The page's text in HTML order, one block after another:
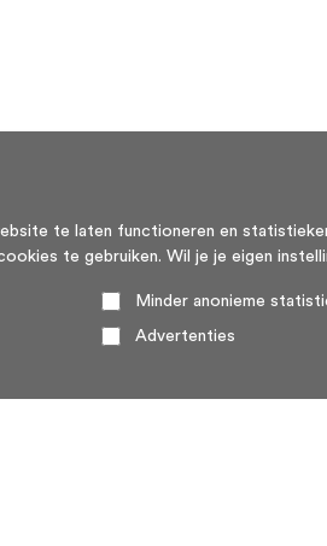
te laten functioneren en
te gebruiken. Wil je je eigen
Minder anonieme
Advertenties